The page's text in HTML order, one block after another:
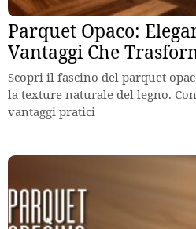
Parquet Opaco:
Vantaggi Che
Scopri il fascino del parquet
la texture naturale del legno.
vantaggi pratici